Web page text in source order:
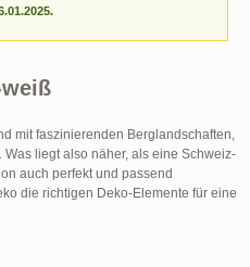
mit faszinierenden Berglandschaften,
liegt also näher, als eine Schweiz-
auch perfekt und passend
die richtigen Deko-Elemente für eine